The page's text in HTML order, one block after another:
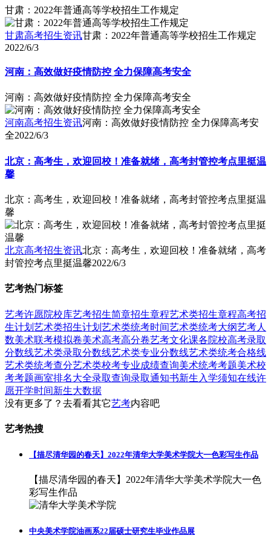
甘肃：2022年普通高等学校招生工作规定
甘肃高考招生资讯甘肃：2022年普通高等学校招生工作规定
2022/6/3
河南：高效做好疫情防控 全力保障高考安全
河南：高效做好疫情防控 全力保障高考安全
河南高考招生资讯河南：高效做好疫情防控 全力保障高考安
全2022/6/3
北京：高考生，欢迎回校！准备就绪，高考封管控考点里挺温
馨
北京：高考生，欢迎回校！准备就绪，高考封管控考点里挺温
馨
北京高考招生资讯北京：高考生，欢迎回校！准备就绪，高考
封管控考点里挺温馨2022/6/3
艺考热门标签
艺考许愿院校库艺考招生简章招生章程艺术类招生章程高考招
生计划 艺术类招生计划 艺术类统考时间艺术类统考大纲艺考人
数美术联考模拟卷美术高考高分卷艺考文化课各院校高考录取
分数线艺术类录取分数线艺术类专业分数线艺术类统考合格线
艺术类统考查分艺术类校考专业成绩查询美术统考考题美术校
考考题画室排名大全录取查询录取通知书新生入学须知在线许
愿开学时间新生大数据
没有更多了？去看看其它艺考内容吧
艺考热搜
【描尽清华园的春天】2022年清华大学美术学院大一色彩写生作品
【描尽清华园的春天】2022年清华大学美术学院大一色
彩写生作品
中央美术学院油画系22届硕士研究生毕业作品展